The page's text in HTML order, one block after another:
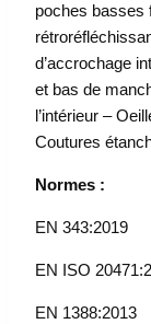
poches basses
d’accrochage
et bas de
l’intérieur –
Coutures
Normes :
EN 343:2019
EN ISO
EN 1388:2013